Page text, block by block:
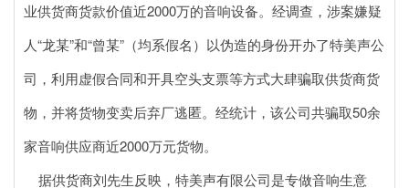
业供货商货款价值近2000万的音响设备。经调查，涉案嫌疑
人“龙某”和“曾某”（均系假名）以伪造的身份开办了特美声公
司，利用虚假合同和开具空头支票等方式大肆骗取供货商货
物，并将货物变卖后弃厂逃匿。经统计，该公司共骗取50余
家音响供应商近2000万元货物。
据供货商刘先生反映，特美声有限公司是专做音响生意